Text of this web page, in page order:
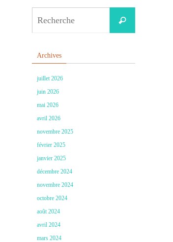
Recherche
Archives
juillet 2026
juin 2026
mai 2026
avril 2026
novembre 2025
février 2025
janvier 2025
décembre 2024
novembre 2024
octobre 2024
août 2024
avril 2024
mars 2024